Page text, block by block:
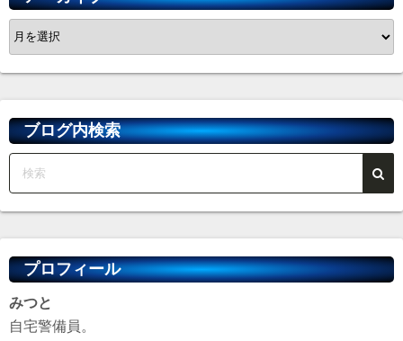
ペ
ー
ジ
送
り
ア
ー
カ
イ
ブブログ内検索
プロフィール
みつと
自宅警備員。